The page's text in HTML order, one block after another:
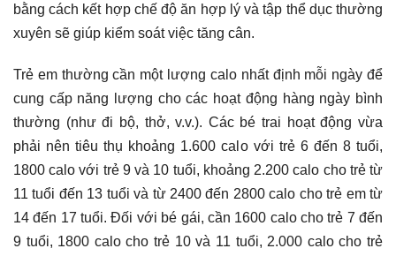
bằng cách kết hợp chế độ ăn hợp lý và tập thể dục thường
xuyên sẽ giúp kiểm soát việc tăng cân.
Trẻ em thường cần một lượng calo nhất định mỗi ngày để
cung cấp năng lượng cho các hoạt động hàng ngày bình
thường (như đi bộ, thở, v.v.). Các bé trai hoạt động vừa
phải nên tiêu thụ khoảng 1.600 calo với trẻ 6 đến 8 tuổi,
1800 calo với trẻ 9 và 10 tuổi, khoảng 2.200 calo cho trẻ từ
11 tuổi đến 13 tuổi và từ 2400 đến 2800 calo cho trẻ em từ
14 đến 17 tuổi. Đối với bé gái, cần 1600 calo cho trẻ 7 đến
9 tuổi, 1800 calo cho trẻ 10 và 11 tuổi, 2.000 calo cho trẻ